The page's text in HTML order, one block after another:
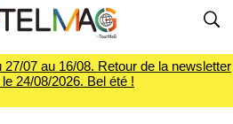
07 au 16/08. Retour de la newsletter
24/08/2026. Bel été !